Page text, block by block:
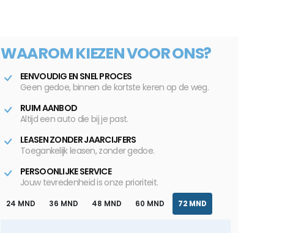
WAAROM KIEZEN VOOR ONS?
EENVOUDIG EN SNEL PROCES
Geen gedoe, binnen de kortste keren op de weg.
RUIM AANBOD
Altijd een auto die bij je past.
LEASEN ZONDER JAARCIJFERS
Toegankelijk leasen, zonder gedoe.
PERSOONLIJKE SERVICE
Jouw tevredenheid is onze prioriteit.
24 MND 36 MND 48 MND 60 MND 72 MND